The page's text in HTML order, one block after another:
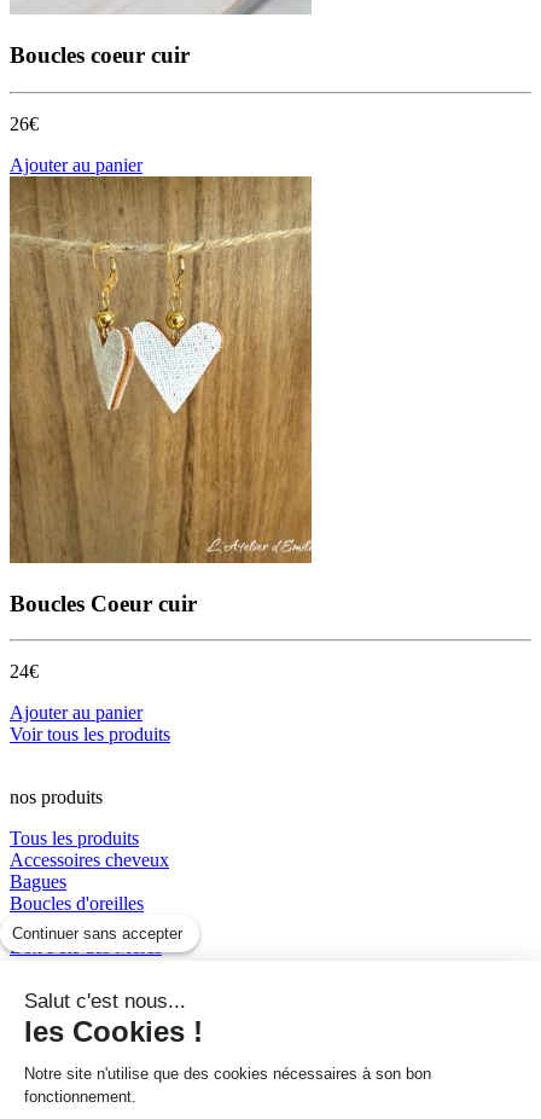
Boucles coeur cuir
26€
Ajouter au panier
Boucles Coeur cuir
24€
Ajouter au panier
Voir tous les produits
nos produits
Tous les produits
Accessoires cheveux
Bagues
Boucles d'oreilles
Boucles d’oreilles
Box Fête des Mères
Colliers
perles et résine
Sautoirs
Pages
Continuer sans accepter
Salut c'est nous...
les Cookies !
Notre site n'utilise que des cookies nécessaires à son bon
fonctionnement.